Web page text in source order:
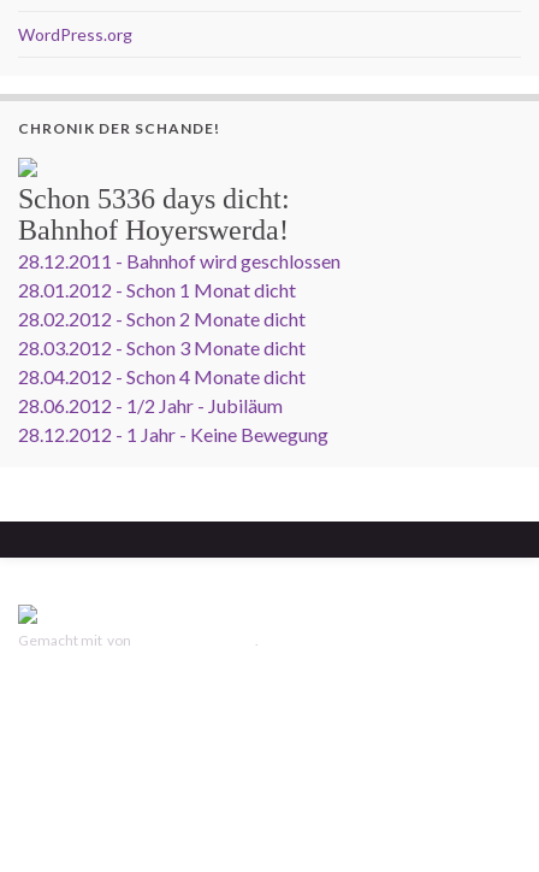
WordPress.org
CHRONIK DER SCHANDE!
Schon 5336 days dicht:
Bahnhof Hoyerswerda!
28.12.2011 - Bahnhof wird geschlossen
28.01.2012 - Schon 1 Monat dicht
28.02.2012 - Schon 2 Monate dicht
28.03.2012 - Schon 3 Monate dicht
28.04.2012 - Schon 4 Monate dicht
28.06.2012 - 1/2 Jahr - Jubiläum
28.12.2012 - 1 Jahr - Keine Bewegung
Gemacht mit von .